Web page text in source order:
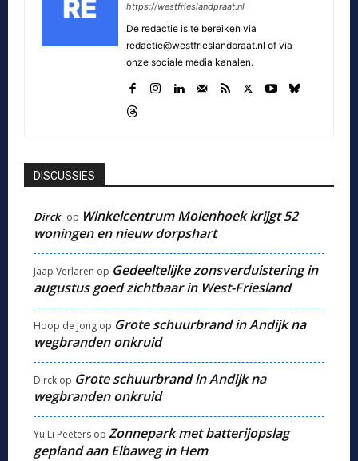
https://westfrieslandpraat.nl
De redactie is te bereiken via
redactie@westfrieslandpraat.nl of via
onze sociale media kanalen.
DISCUSSIES
Dirck op Winkelcentrum Molenhoek krijgt 52
woningen en nieuw dorpshart
Jaap Verlaren op Gedeeltelijke zonsverduistering in
augustus goed zichtbaar in West-Friesland
Hoop de Jong op Grote schuurbrand in Andijk na
wegbranden onkruid
Dirck op Grote schuurbrand in Andijk na
wegbranden onkruid
Yu Li Peeters op Zonnepark met batterijopslag
gepland aan Elbaweg in Hem